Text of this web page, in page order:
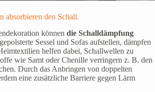
absorbieren den Schall.
können die Schalldämpfung
Sessel und Sofas aufstellen, dämpfen
helfen dabei, Schallwellen zu
wie Samt oder Chenille verringern z. B. den
Durch das Anbringen von doppelten
eine zusätzliche Barriere gegen Lärm